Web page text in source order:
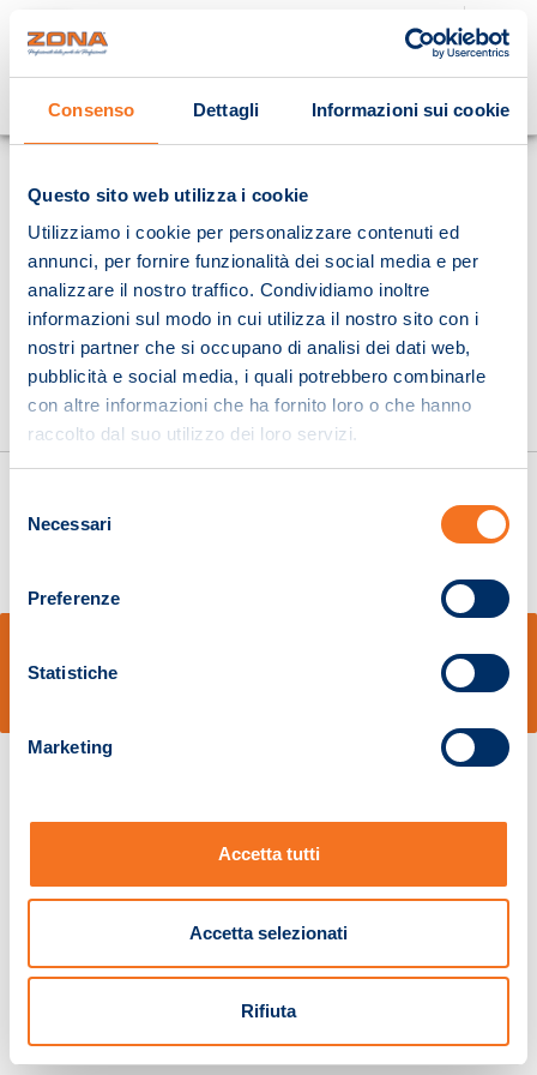
Consenso Dettagli Informazioni sui cookie
Questo sito web utilizza i cookie
Utilizziamo i cookie per personalizzare contenuti ed
annunci, per fornire funzionalità dei social media e per
analizzare il nostro traffico. Condividiamo inoltre
informazioni sul modo in cui utilizza il nostro sito con i
nostri partner che si occupano di analisi dei dati web,
pubblicità e social media, i quali potrebbero combinarle
con altre informazioni che ha fornito loro o che hanno
raccolto dal suo utilizzo dei loro servizi.
delNecessari
Preferenze
Statistiche
Marketing
Accetta tutti
Accetta selezionati
Rifiuta
Cosa stai cercando?
Pistoia 01680210505 – R.E.A. n.155974 - Cap.Soc. € 2.000.000,00 i.v. La
Società adotta il Codice Etico D.lgs. 231/01